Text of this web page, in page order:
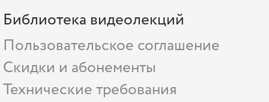
Библиотека видеолекций
Пользовательское соглашение
Скидки и абонементы
Технические требования